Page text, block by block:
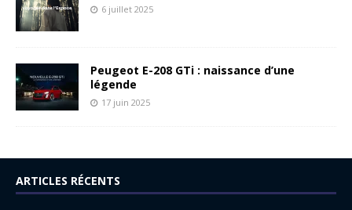
6 juillet 2025
Peugeot E-208 GTi : naissance d’une
légende
17 juin 2025
ARTICLES RÉCENTS